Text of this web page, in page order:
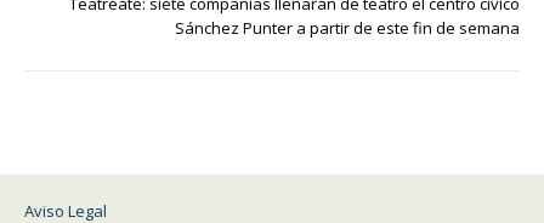
Sánchez Punter a partir de este fin de semana
Aviso Legal